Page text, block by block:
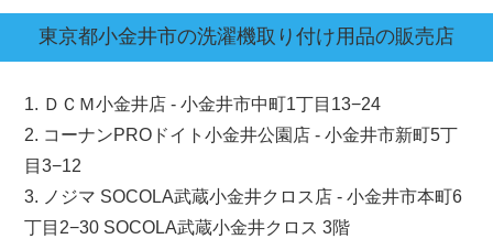
東京都小金井市の洗濯機取り付け用品の販売店
1. ＤＣＭ小金井店 - 小金井市中町1丁目13−24
2. コーナンPROドイト小金井公園店 - 小金井市新町5丁
目3−12
3. ノジマ SOCOLA武蔵小金井クロス店 - 小金井市本町6
丁目2−30 SOCOLA武蔵小金井クロス 3階